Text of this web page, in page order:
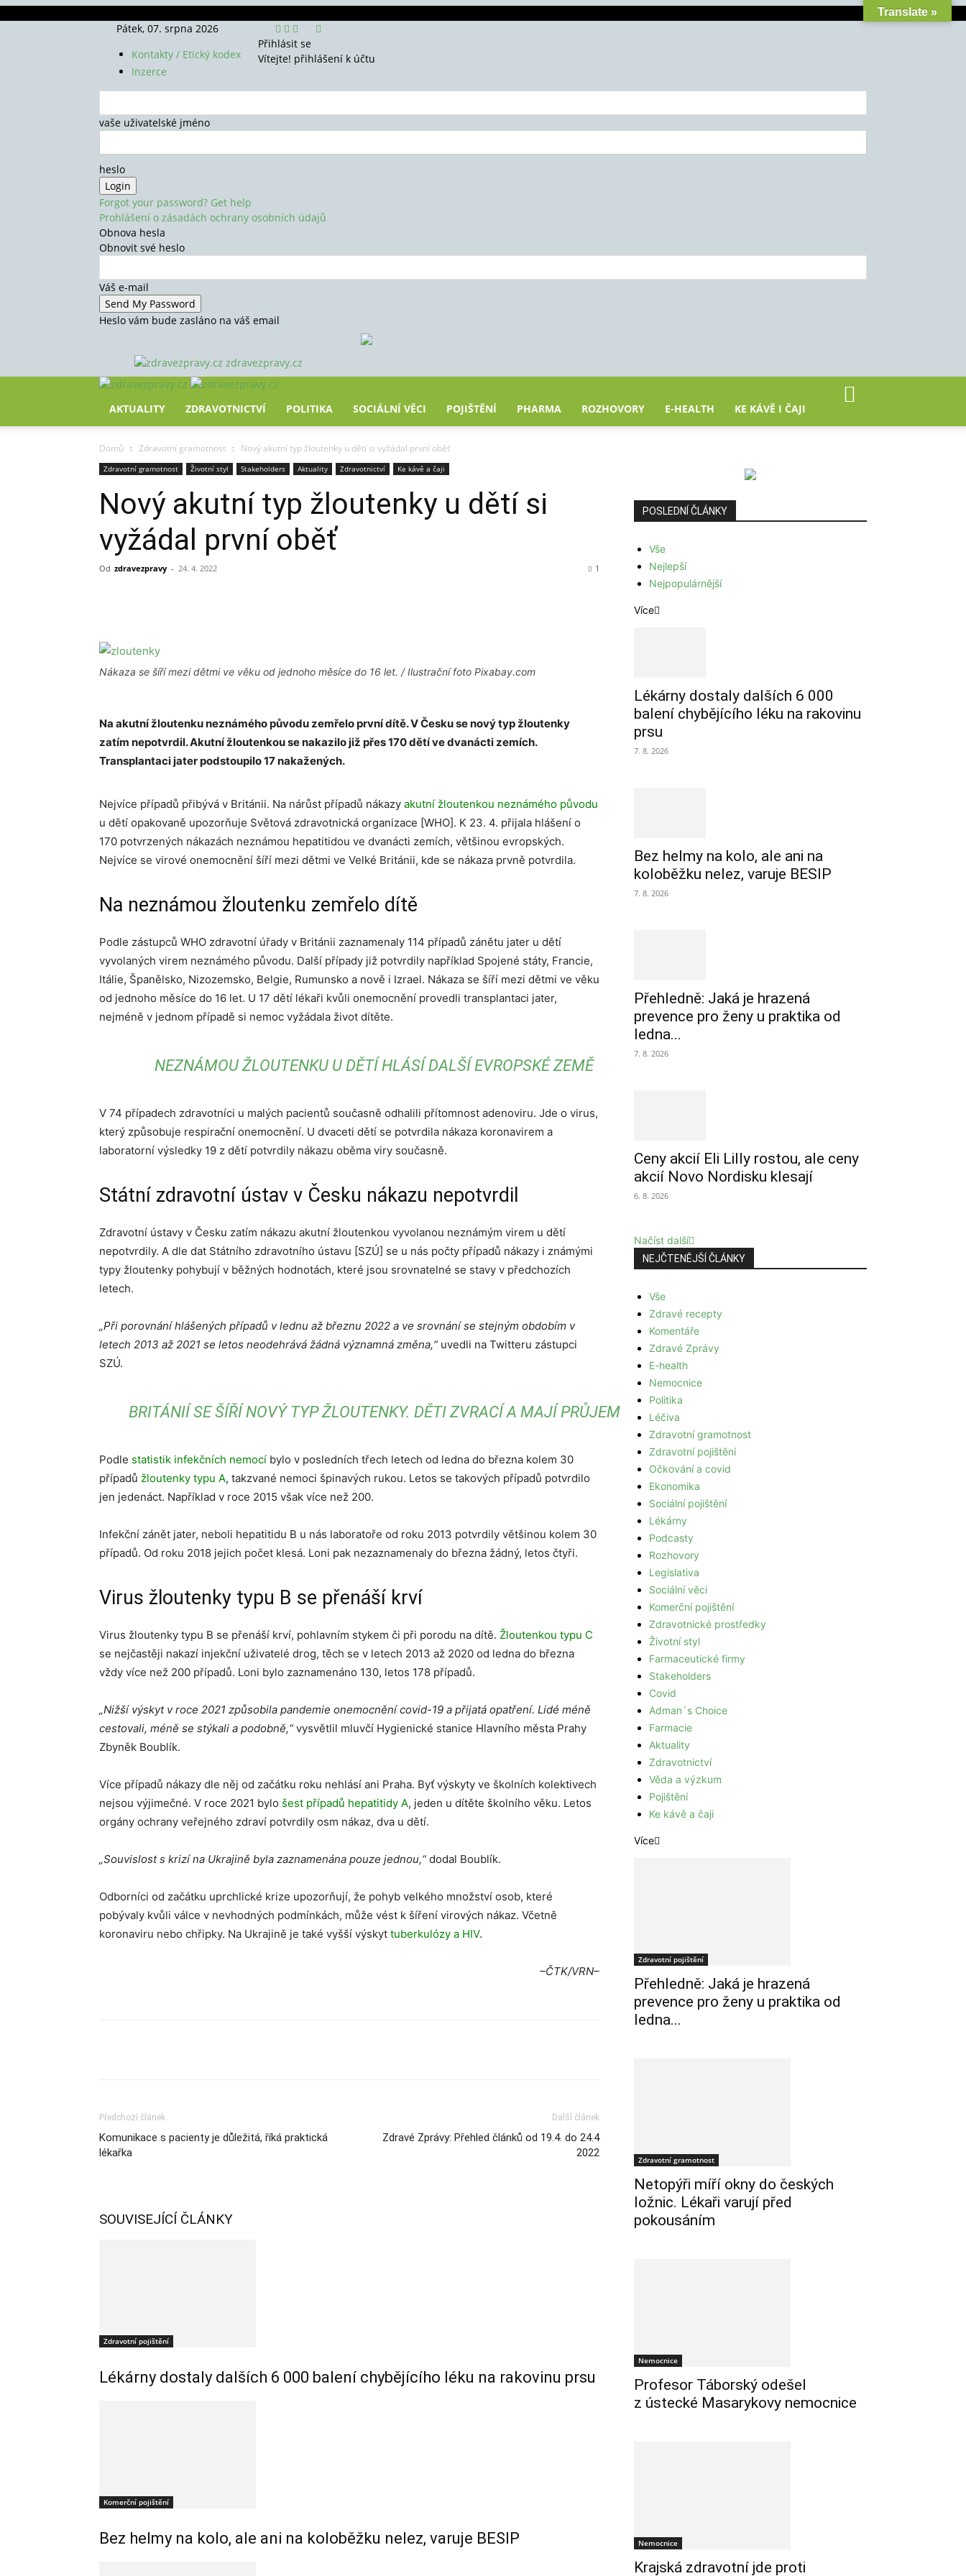
Pátek, 07. srpna 2026
Kontakty / Etický kodex
Inzerce
Přihlásit se
Vítejte! přihlášení k účtu
vaše uživatelské jméno
heslo
Forgot your password? Get help
Prohlášení o zásadách ochrany osobních údajů
Obnova hesla
Obnovit své heslo
Váš e-mail
Heslo vám bude zasláno na váš email
zdravezpravy.cz
AKTUALITY ZDRAVOTNICTVÍ POLITIKA SOCIÁLNÍ VĚCI POJIŠTĚNÍ PHARMA ROZHOVORY E-HEALTH KE KÁVĚ I ČAJI
Domů Zdravotní gramotnost Nový akutní typ žloutenky u dětí si vyžádal první oběť
Zdravotní gramotnost Životní styl Stakeholders Aktuality Zdravotnictví Ke kávě a čaji
Nový akutní typ žloutenky u dětí si
vyžádal první oběť
Od zdravezpravy - 24. 4. 2022 1
Nákaza se šíří mezi dětmi ve věku od jednoho měsíce do 16 let. / Ilustrační foto Pixabay.com
Na akutní žloutenku neznámého původu zemřelo první dítě. V Česku se nový typ žloutenky
zatím nepotvrdil. Akutní žloutenkou se nakazilo již přes 170 dětí ve dvanácti zemích.
Transplantaci jater podstoupilo 17 nakažených.
Nejvíce případů přibývá v Británii. Na nárůst případů nákazy akutní žloutenkou neznámého původu
u dětí opakovaně upozorňuje Světová zdravotnická organizace [WHO]. K 23. 4. přijala hlášení o
170 potvrzených nákazách neznámou hepatitidou ve dvanácti zemích, většinou evropských.
Nejvíce se virové onemocnění šíří mezi dětmi ve Velké Británii, kde se nákaza prvně potvrdila.
Na neznámou žloutenku zemřelo dítě
Podle zástupců WHO zdravotní úřady v Británii zaznamenaly 114 případů zánětu jater u dětí
vyvolaných virem neznámého původu. Další případy již potvrdily například Spojené státy, Francie,
Itálie, Španělsko, Nizozemsko, Belgie, Rumunsko a nově i Izrael. Nákaza se šíří mezi dětmi ve věku
od jednoho měsíce do 16 let. U 17 dětí lékaři kvůli onemocnění provedli transplantaci jater,
nejméně v jednom případě si nemoc vyžádala život dítěte.
NEZNÁMOU ŽLOUTENKU U DĚTÍ HLÁSÍ DALŠÍ EVROPSKÉ ZEMĚ
V 74 případech zdravotníci u malých pacientů současně odhalili přítomnost adenoviru. Jde o virus,
který způsobuje respirační onemocnění. U dvaceti dětí se potvrdila nákaza koronavirem a
laboratorní výsledky 19 z dětí potvrdily nákazu oběma viry současně.
Státní zdravotní ústav v Česku nákazu nepotvrdil
Zdravotní ústavy v Česku zatím nákazu akutní žloutenkou vyvolanou neznámým virem u dětí
nepotvrdily. A dle dat Státního zdravotního ústavu [SZÚ] se u nás počty případů nákazy i známými
typy žloutenky pohybují v běžných hodnotách, které jsou srovnatelné se stavy v předchozích
letech.
„Při porovnání hlášených případů v lednu až březnu 2022 a ve srovnání se stejným obdobím v
letech 2013 až 2021 se letos neodehrává žádná významná změna,“uvedli na Twitteru zástupci
SZÚ.
BRITÁNIÍ SE ŠÍŘÍ NOVÝ TYP ŽLOUTENKY. DĚTI ZVRACÍ A MAJÍ PRŮJEM
Podle statistik infekčních nemocí bylo v posledních třech letech od ledna do března kolem 30
případů žloutenky typu A, takzvané nemoci špinavých rukou. Letos se takových případů potvrdilo
jen jedenáct. Například v roce 2015 však více než 200.
Infekční zánět jater, neboli hepatitidu B u nás laboratoře od roku 2013 potvrdily většinou kolem 30
případů. Od roku 2018 jejich počet klesá. Loni pak nezaznamenaly do března žádný, letos čtyři.
Virus žloutenky typu B se přenáší krví
Virus žloutenky typu B se přenáší krví, pohlavním stykem či při porodu na dítě. Žloutenkou typu C
se nejčastěji nakazí injekční uživatelé drog, těch se v letech 2013 až 2020 od ledna do března
vždy více než 200 případů. Loni bylo zaznamenáno 130, letos 178 případů.
„Nižší výskyt v roce 2021 způsobila pandemie onemocnění covid-19 a přijatá opatření. Lidé méně
cestovali, méně se stýkali a podobně,“vysvětlil mluvčí Hygienické stanice Hlavního města Prahy
Zbyněk Boublík.
Více případů nákazy dle něj od začátku roku nehlásí ani Praha. Byť výskyty ve školních kolektivech
nejsou výjimečné. V roce 2021 bylo šest případů hepatitidy A, jeden u dítěte školního věku. Letos
orgány ochrany veřejného zdraví potvrdily osm nákaz, dva u dětí.
„Souvislost s krizí na Ukrajině byla zaznamenána pouze jednou,“dodal Boublík.
Odborníci od začátku uprchlické krize upozorňují, že pohyb velkého množství osob, které
pobývaly kvůli válce v nevhodných podmínkách, může vést k šíření virových nákaz. Včetně
koronaviru nebo chřipky. Na Ukrajině je také vyšší výskyt tuberkulózy a HIV.
–ČTK/VRN–
Předchozí článek
Komunikace s pacienty je důležitá, říká praktická
lékařka
Další článek
Zdravé Zprávy: Přehled článků od 19.4. do 24.4
2022
SOUVISEJÍCÍ ČLÁNKY
Zdravotní pojištění
Lékárny dostaly dalších 6 000 balení chybějícího léku na rakovinu prsu
Komerční pojištění
Bez helmy na kolo, ale ani na koloběžku nelez, varuje BESIP
POSLEDNÍ ČLÁNKY
Vše
Nejlepší
Nejpopulárnější
Více
Lékárny dostaly dalších 6 000
balení chybějícího léku na rakovinu
prsu
7. 8. 2026
Bez helmy na kolo, ale ani na
koloběžku nelez, varuje BESIP
7. 8. 2026
Přehledně: Jaká je hrazená
prevence pro ženy u praktika od
ledna...
7. 8. 2026
Ceny akcií Eli Lilly rostou, ale ceny
akcií Novo Nordisku klesají
6. 8. 2026
Načíst další
NEJČTENĚJŠÍ ČLÁNKY
Vše
Zdravé recepty
Komentáře
Zdravé Zprávy
E-health
Nemocnice
Politika
Léčiva
Zdravotní gramotnost
Zdravotní pojištění
Očkování a covid
Ekonomika
Sociální pojištění
Lékárny
Podcasty
Rozhovory
Legislativa
Sociální věci
Komerční pojištění
Zdravotnické prostředky
Životní styl
Farmaceutické firmy
Stakeholders
Covid
Adman´s Choice
Farmacie
Aktuality
Zdravotnictví
Věda a výzkum
Pojištění
Ke kávě a čaji
Více
Zdravotní pojištění
Přehledně: Jaká je hrazená
prevence pro ženy u praktika od
ledna...
Zdravotní gramotnost
Netopýři míří okny do českých
ložnic. Lékaři varují před
pokousáním
Nemocnice
Profesor Táborský odešel
z ústecké Masarykovy nemocnice
Nemocnice
Krajská zdravotní jde proti
Translate »